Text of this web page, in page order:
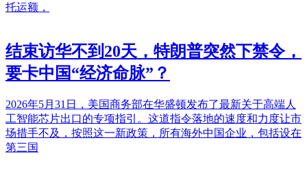
托运额，
结束访华不到20天，特朗普突然下禁令，
要卡中国“经济命脉”？
2026年5月31日，美国商务部在华盛顿发布了最新关于高端人
工智能芯片出口的专项指引。这道指令落地的速度和力度让市
场措手不及，按照这一新政策，所有海外中国企业，包括设在
第三国